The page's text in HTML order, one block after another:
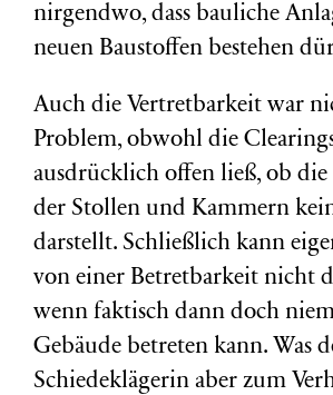
nirgendwo, dass bauliche
neuen Baustoffen bestehen
Auch die Vertretbarkeit war
Problem, obwohl die
ausdrücklich offen ließ, ob
der Stollen und Kammern
darstellt. Schließlich kann
von einer Betretbarkeit nicht
wenn faktisch dann doch
Gebäude betreten kann. Was
Schiedeklägerin aber zum